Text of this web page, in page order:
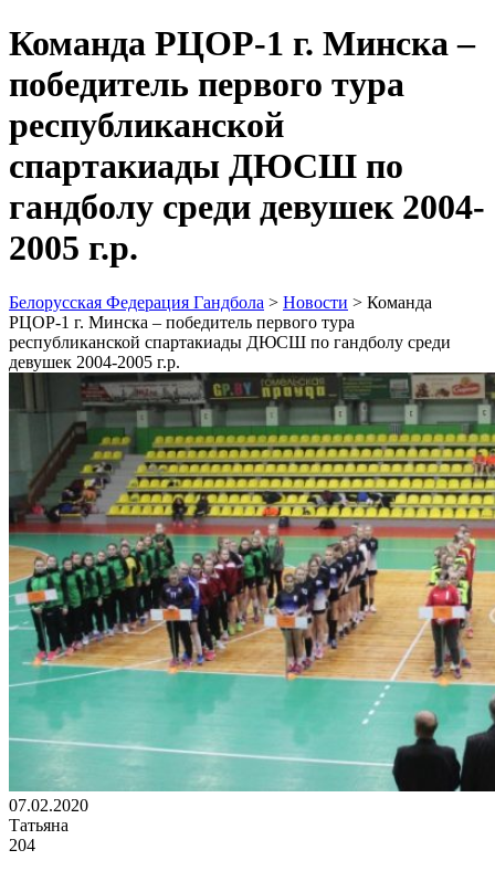
Команда РЦОР-1 г. Минска –
победитель первого тура
республиканской
спартакиады ДЮСШ по
гандболу среди девушек 2004-
2005 г.р.
Белорусская Федерация Гандбола > Новости > Команда
РЦОР-1 г. Минска – победитель первого тура
республиканской спартакиады ДЮСШ по гандболу среди
девушек 2004-2005 г.р.
07.02.2020
Татьяна
204